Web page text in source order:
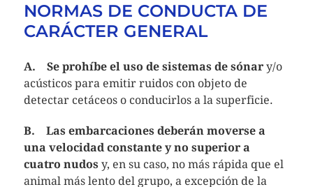
NORMAS DE CONDUCTA DE
CARÁCTER GENERAL
A. Se prohíbe el uso de sistemas de sónary/o
acústicos para emitir ruidos con objeto de
detectar cetáceos o conducirlos a la superficie.
B.
Las embarcaciones deberán moverse a
una velocidad constante y no superior a
cuatro nudosy, en su caso, no más rápida que el
animal más lento del grupo, a excepción de la